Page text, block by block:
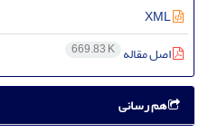
اصل مقاله 669.83 K
هم رسانی